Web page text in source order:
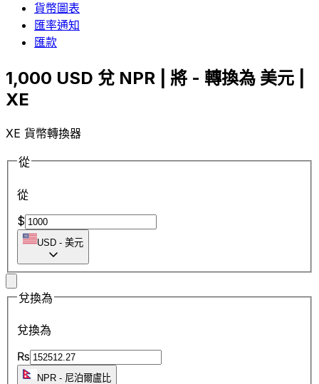
貨幣圖表
匯率通知
匯款
1,000 USD 兌 NPR | 將 - 轉換為 美元 |
XE
XE 貨幣轉換器
從
從
$
USD - 美元
兌換為
兌換為
₨
NPR - 尼泊爾盧比